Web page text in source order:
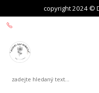
copyright 2024 ©